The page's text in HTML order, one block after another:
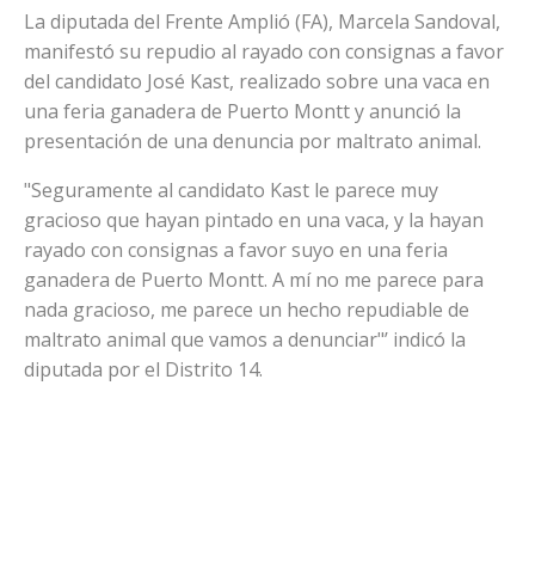
La diputada del Frente Amplió (FA), Marcela Sandoval,
manifestó su repudio al rayado con consignas a favor
del candidato José Kast, realizado sobre una vaca en
una feria ganadera de Puerto Montt y anunció la
presentación de una denuncia por maltrato animal.
"Seguramente al candidato Kast le parece muy
gracioso que hayan pintado en una vaca, y la hayan
rayado con consignas a favor suyo en una feria
ganadera de Puerto Montt. A mí no me parece para
nada gracioso, me parece un hecho repudiable de
maltrato animal que vamos a denunciar"’ indicó la
diputada por el Distrito 14.